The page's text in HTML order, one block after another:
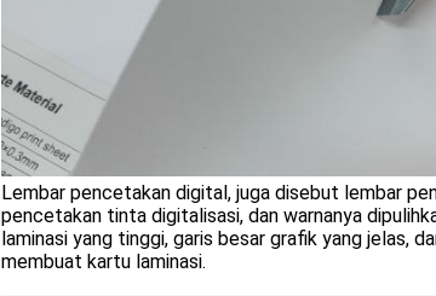
Lembar pencetakan digital, juga disebut lembar
pencetakan tinta digitalisasi, dan warnanya
laminasi yang tinggi, garis besar grafik yang jelas,
membuat kartu laminasi.